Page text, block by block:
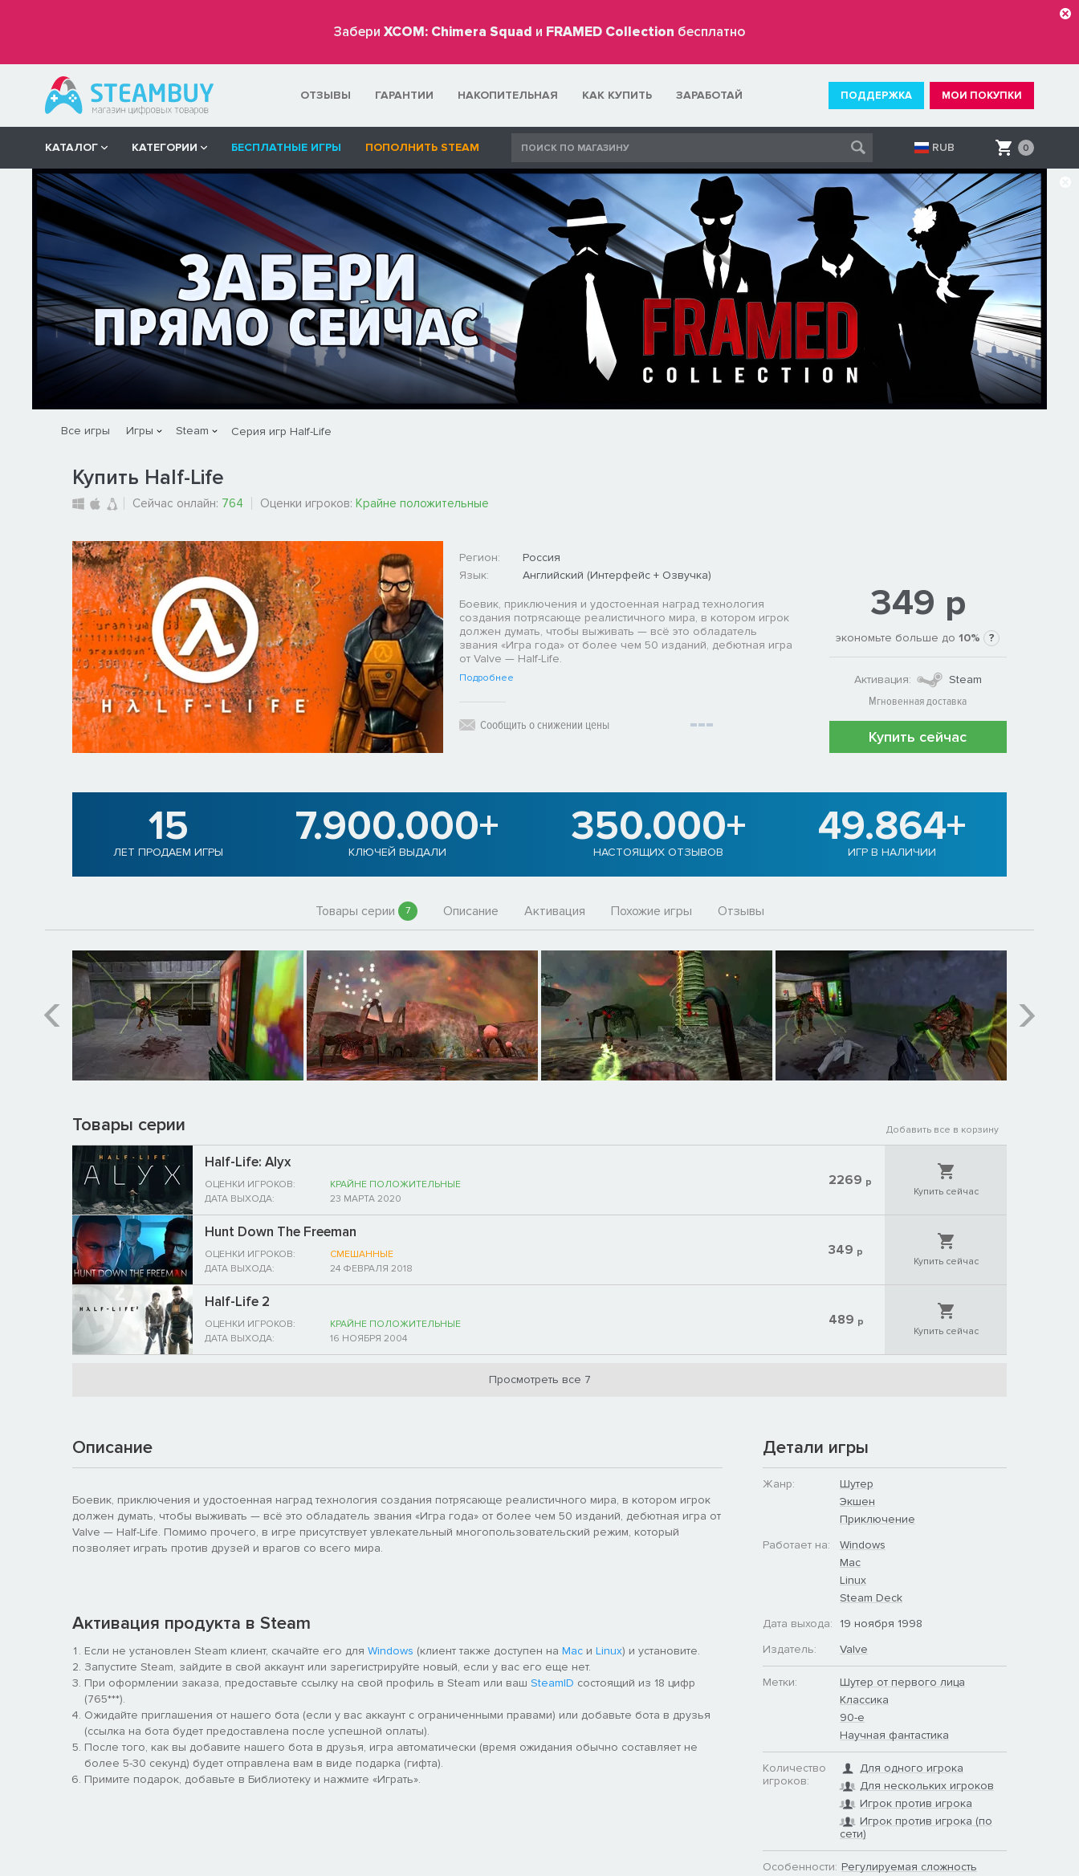
Забери XCOM: Chimera Squad и FRAMED Collection бесплатно
ОТЗЫВЫ ГАРАНТИИ НАКОПИТЕЛЬНАЯ КАК КУПИТЬ ЗАРАБОТАЙ ПОДДЕРЖКА МОИ ПОКУПКИ
КАТАЛОГ КАТЕГОРИИ БЕСПЛАТНЫЕ ИГРЫ ПОПОЛНИТЬ STEAM RUB 0
Все игры Игры Steam Серия игр Half-Life
Купить Half-Life
Сейчас онлайн: 764 Оценки игроков: Крайне положительные
Регион:
Россия
Язык:
Английский (Интерфейс + Озвучка)
Боевик, приключения и удостоенная наград технология
создания потрясающе реалистичного мира, в котором игрок
должен думать, чтобы выживать — всё это обладатель
звания «Игра года» от более чем 50 изданий, дебютная игра
от Valve — Half-Life.
Подробнее
Сообщить о снижении цены
349 р
экономьте больше до10% ?
Активация:
Steam
Мгновенная доставка
Купить сейчас
15
ЛЕТ ПРОДАЕМ ИГРЫ
7.900.000+
КЛЮЧЕЙ ВЫДАЛИ
350.000+
НАСТОЯЩИХ ОТЗЫВОВ
49.864+
ИГР В НАЛИЧИИ
Товары серии 7 Описание Активация Похожие игры Отзывы
Товары серии Добавить все в корзину
Half-Life: Alyx
ОЦЕНКИ ИГРОКОВ:
КРАЙНЕ ПОЛОЖИТЕЛЬНЫЕ
ДАТА ВЫХОДА:
23 МАРТА 2020
2269 р
Купить сейчас
Hunt Down The Freeman
ОЦЕНКИ ИГРОКОВ:
СМЕШАННЫЕ
ДАТА ВЫХОДА:
24 ФЕВРАЛЯ 2018
349 р
Купить сейчас
Half-Life 2
ОЦЕНКИ ИГРОКОВ:
КРАЙНЕ ПОЛОЖИТЕЛЬНЫЕ
ДАТА ВЫХОДА:
16 НОЯБРЯ 2004
489 р
Купить сейчас
Просмотреть все 7
Описание
Боевик, приключения и удостоенная наград технология создания потрясающе реалистичного мира, в котором игрок
должен думать, чтобы выживать — всё это обладатель звания «Игра года» от более чем 50 изданий, дебютная игра от
Valve — Half-Life. Помимо прочего, в игре присутствует увлекательный многопользовательский режим, который
позволяет играть против друзей и врагов со всего мира.
Активация продукта в Steam
Если не установлен Steam клиент, скачайте его для Windows (клиент также доступен на Mac и Linux) и установите.
Запустите Steam, зайдите в свой аккаунт или зарегистрируйте новый, если у вас его еще нет.
При оформлении заказа, предоставьте ссылку на свой профиль в Steam или ваш SteamID состоящий из 18 цифр
(765***).
Ожидайте приглашения от нашего бота (если у вас аккаунт с ограниченными правами) или добавьте бота в друзья
(ссылка на бота будет предоставлена после успешной оплаты).
После того, как вы добавите нашего бота в друзья, игра автоматически (время ожидания обычно составляет не
более 5-30 секунд) будет отправлена вам в виде подарка (гифта).
Примите подарок, добавьте в Библиотеку и нажмите «Играть».
Детали игры
Жанр:
Шутер
Экшен
Приключение
Работает на:
Windows
Mac
Linux
Steam Deck
Дата выхода:
19 ноября 1998
Издатель:
Valve
Метки:
Шутер от первого лица
Классика
90-е
Научная фантастика
Количество
игроков:
Для одного игрока
Для нескольких игроков
Игрок против игрока
Игрок против игрока (по
сети)
Особенности: Регулируемая сложность